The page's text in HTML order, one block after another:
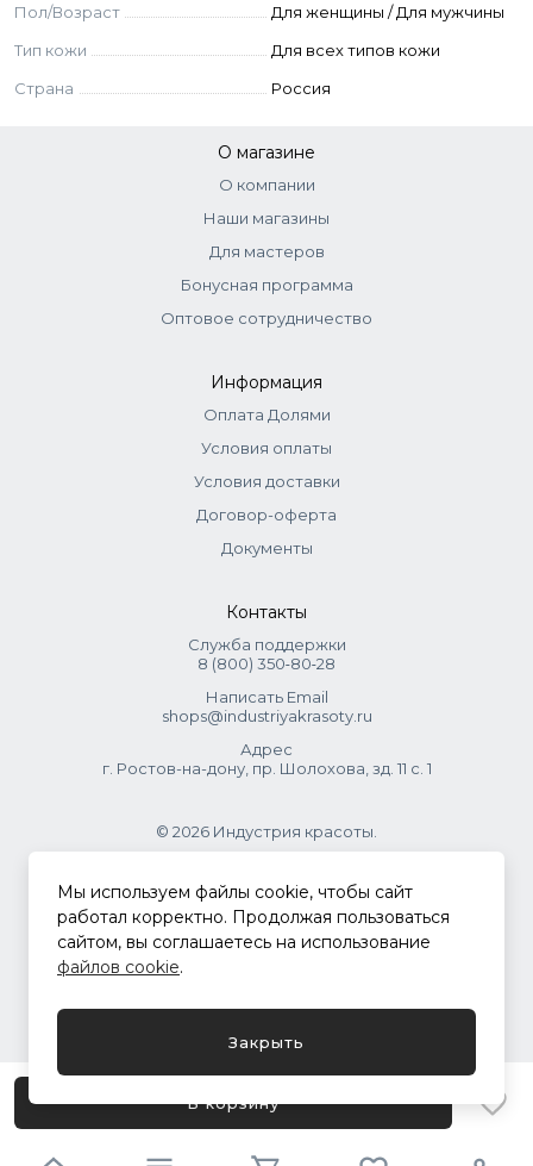
В корзину
Aqua, Sodium Coco sulfate, Lauryl Glucoside,
Cocamidopropyl Betaine, Glycerin, Glyceryl Oleate,
Acid, Benzyl Alcohol, Ethylhexylglycerin, Sodium Chloride,
Пол/Возраст
Для женщины / Для мужчины
Тип кожи
Для всех типов кожи
Страна
Россия
О магазине
О компании
Наши магазины
Для мастеров
Бонусная программа
Оптовое сотрудничество
Информация
Оплата Долями
Условия оплаты
Условия доставки
Договор-оферта
Документы
Контакты
Служба поддержки
8 (800) 350‑80‑28
Написать Email
shops@industriyakrasoty.ru
Адрес
г. Ростов-на-дону, пр. Шолохова, зд. 11 с. 1
© 2026 Индустрия красоты.
.
Политика конфиденциальности
Мы используем файлы cookie, чтобы сайт
работал корректно. Продолжая пользоваться
сайтом, вы соглашаетесь на использование
файлов cookie.
Закрыть